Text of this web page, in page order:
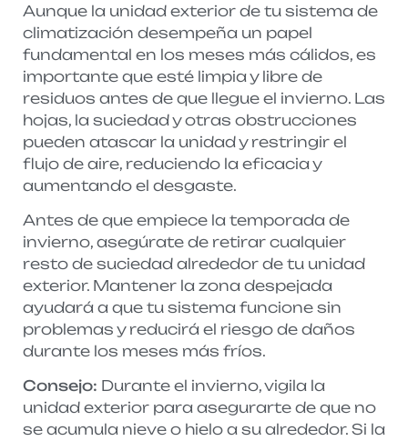
Aunque la unidad exterior de tu sistema de
climatización desempeña un papel
fundamental en los meses más cálidos, es
importante que esté limpia y libre de
residuos antes de que llegue el invierno. Las
hojas, la suciedad y otras obstrucciones
pueden atascar la unidad y restringir el
flujo de aire, reduciendo la eficacia y
aumentando el desgaste.
Antes de que empiece la temporada de
invierno, asegúrate de retirar cualquier
resto de suciedad alrededor de tu unidad
exterior. Mantener la zona despejada
ayudará a que tu sistema funcione sin
problemas y reducirá el riesgo de daños
durante los meses más fríos.
Consejo: Durante el invierno, vigila la
unidad exterior para asegurarte de que no
se acumula nieve o hielo a su alrededor. Si la